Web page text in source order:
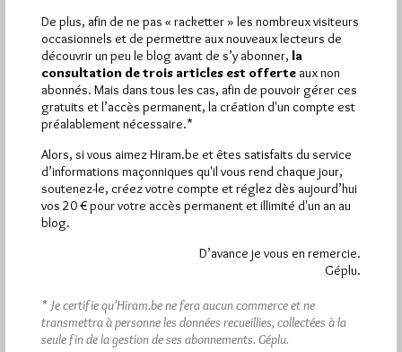
De plus, afin de ne pas « racketter » les nombreux visiteurs
occasionnels et de permettre aux nouveaux lecteurs de
découvrir un peu le blog avant de s’y abonner, la
consultation de trois articles est offerte aux non
abonnés. Mais dans tous les cas, afin de pouvoir gérer ces
gratuits et l’accès permanent, la création d'un compte est
préalablement nécessaire.*
Alors, si vous aimez Hiram.be et êtes satisfaits du service
d’informations maçonniques qu'il vous rend chaque jour,
soutenez-le, créez votre compte et réglez dès aujourd’hui
vos 20 € pour votre accès permanent et illimité d'un an au
blog.
D’avance je vous en remercie.
Géplu.
* Je certifie qu’Hiram.be ne fera aucun commerce et ne
transmettra à personne les données recueillies, collectées à la
seule fin de la gestion de ses abonnements. Géplu.